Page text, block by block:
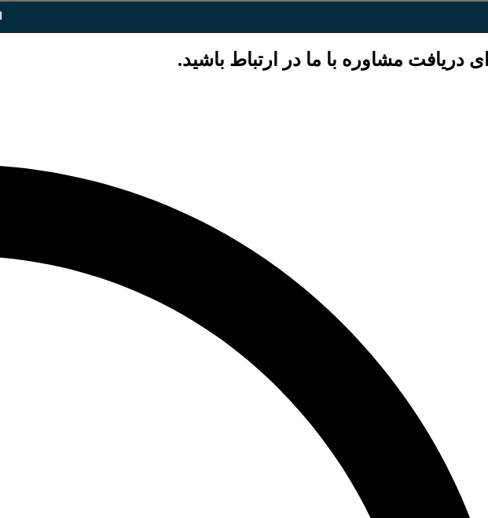
دریافت مشاوره با ما در ارتباط باشید.